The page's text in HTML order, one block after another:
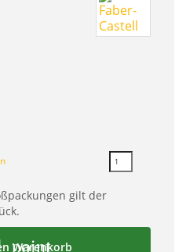
gilt der
Warenkorb